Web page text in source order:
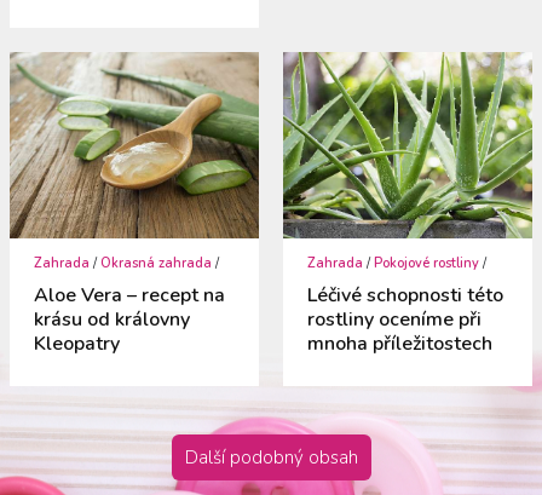
Zahrada /Okrasná zahrada /
Aloe Vera – recept na
krásu od královny
Kleopatry
Zahrada /Pokojové rostliny /
Léčivé schopnosti této
rostliny oceníme při
mnoha příležitostech
Další podobný obsah